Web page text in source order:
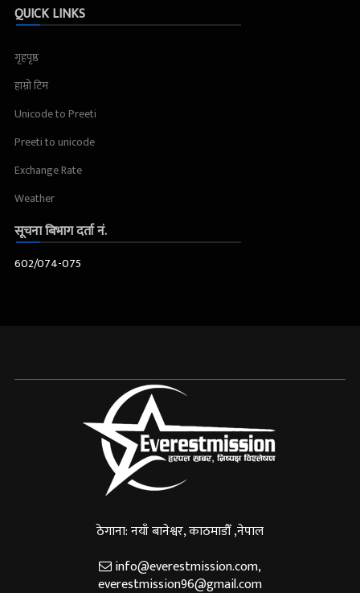
QUICK LINKS
गृहपृष्ठ
हाम्रो टिम
Unicode to Preeti
Preeti to unicode
Exchange Rate
Weather
सूचना बिभाग दर्ता नं.
602/074-075
ठेगाना: नयाँ बानेश्वर, काठमाडौँ ,नेपाल
info@everestmission.com,
everestmission96@gmail.com